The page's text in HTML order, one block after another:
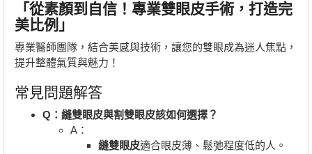
「從素顏到自信！專業雙眼皮手術，打造完
美比例」
專業醫師團隊，結合美感與技術，讓您的雙眼成為迷人焦點，
提升整體氣質與魅力！
常見問題解答
Q：縫雙眼皮與割雙眼皮該如何選擇？
A：
縫雙眼皮適合眼皮薄、鬆弛程度低的人。